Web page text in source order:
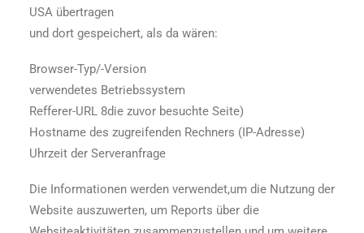
USA übertragen
und dort gespeichert, als da wären:
Browser-Typ/-Version
verwendetes Betriebssystem
Refferer-URL 8die zuvor besuchte Seite)
Hostname des zugreifenden Rechners (IP-Adresse)
Uhrzeit der Serveranfrage
Die Informationen werden verwendet,um die Nutzung der
Website auszuwerten, um Reports über die